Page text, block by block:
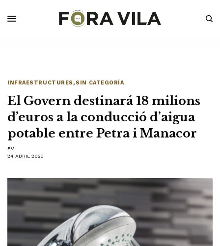
INFRAESTRUCTURES,SIN CATEGORÍA
El Govern destinará 18 milions
d’euros a la conducció d’aigua
potable entre Petra i Manacor
F.V.
24 ABRIL 2023